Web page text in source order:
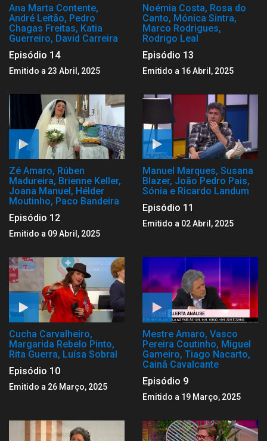
Ana Marta Contente,
André Leitão, Pedro
Chagas Freitas, Katia
Guerreiro, David Carreira
Episódio 14
Emitido a 23 Abril, 2025
Noémia Costa, Rosa do
Canto, Mónica Sintra,
Marco Rodrigues,
Rodrigo Leal
Episódio 13
Emitido a 16 Abril, 2025
Zé Amaro, Rúben
Madureira, Brienne Keller,
Joana Manuel, Hélder
Moutinho, Paco Bandeira
Episódio 12
Emitido a 09 Abril, 2025
Manuel Marques, Susana
Blazer, João Pedro Pais,
Sónia e Ricardo Landum
Episódio 11
Emitido a 02 Abril, 2025
Cucha Carvalheiro,
Margarida Rebelo Pinto,
Rita Guerra, Luísa Sobral
Episódio 10
Emitido a 26 Março, 2025
Mestre Amaro, Vasco
Pereira Coutinho, Miguel
Gameiro, Tiago Nacarto,
Cainã Cavalcante
Episódio 9
Emitido a 19 Março, 2025